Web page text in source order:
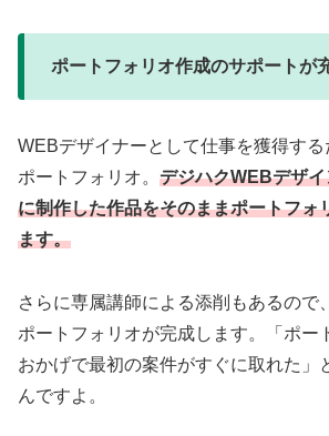
ポートフォリオ作成のサポートが
WEBデザイナーとして仕事を獲得す
ポートフォリオ。 デジハクWEBデザ
に制作した作品をそのままポートフォ
ます。
さらに専属講師による添削もあるので
ポートフォリオが完成します。「ポー
おかげで最初の案件がすぐに取れた」
んですよ。